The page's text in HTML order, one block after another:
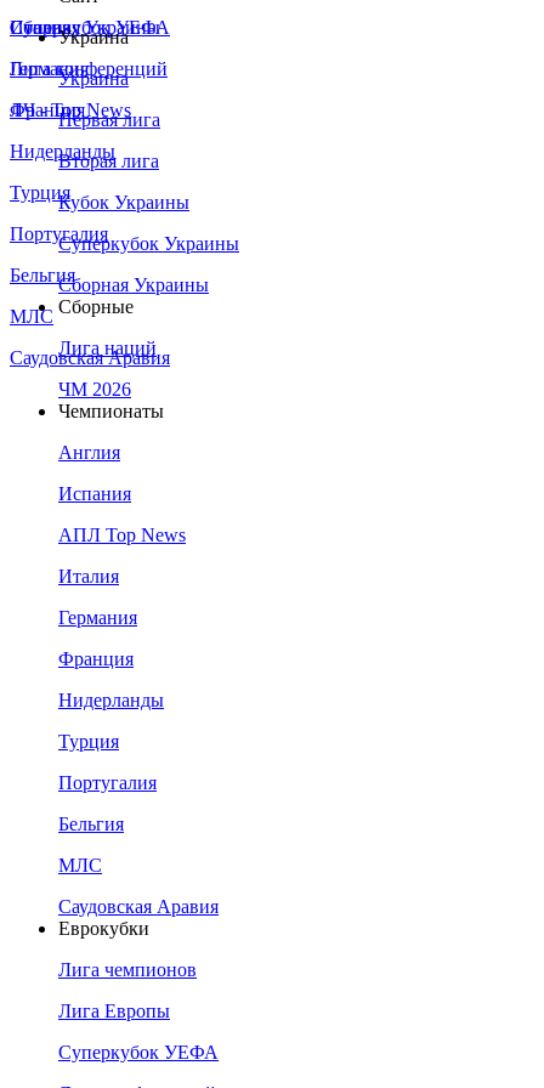
Сборная Украины
Италия
Германия
Франция
Нидерланды
Турция
Португалия
Бельгия
МЛС
Саудовская Аравия
Суперкубок УЕФА
Лига конференций
ЛЧ - Top News
Украина
Украина
Первая лига
Вторая лига
Кубок Украины
Суперкубок Украины
Сборная Украины
Сборные
Лига наций
ЧМ 2026
Чемпионаты
Англия
Испания
АПЛ Top News
Италия
Германия
Франция
Нидерланды
Турция
Португалия
Бельгия
МЛС
Саудовская Аравия
Еврокубки
Лига чемпионов
Лига Европы
Суперкубок УЕФА